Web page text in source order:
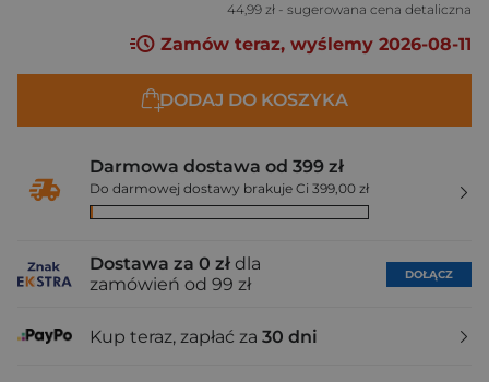
44,99 zł - sugerowana cena detaliczna
Zamów teraz, wyślemy 2026-08-11
DODAJ DO KOSZYKA
Darmowa dostawa od 399 zł
Do darmowej dostawy brakuje Ci 399,00 zł
Dostawa za 0 zł dla
zamówień od 99 zł
DOŁĄCZ
Kup teraz, zapłać za 30 dni